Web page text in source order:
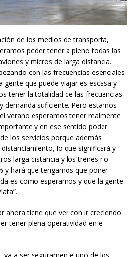
de los medios de transporta,
poder tener a pleno todas las
y micros de larga distancia.
con las frecuencias esenciales
gente que puede viajar es escasa y
tener la totalidad de las frecuencias
demanda suficiente. Pero estamos
verano esperamos tener realmente
y en ese sentido poder
los servicios porque además
lo que significará y
larga distancia y los trenes no
y hará que tengamos que poner
es como esperamos y que la gente
ahora tiene que ver con ir creciendo
tener plena operatividad en el
va a ser seguramente uno de los